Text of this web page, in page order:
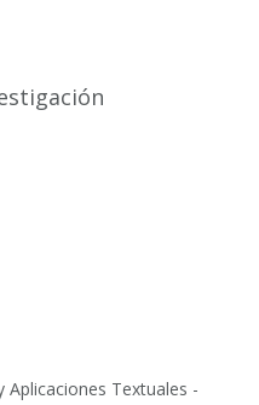
Textuales -